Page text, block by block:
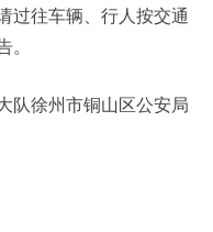
过往车辆、行人按交通
。
队徐州市铜山区公安局